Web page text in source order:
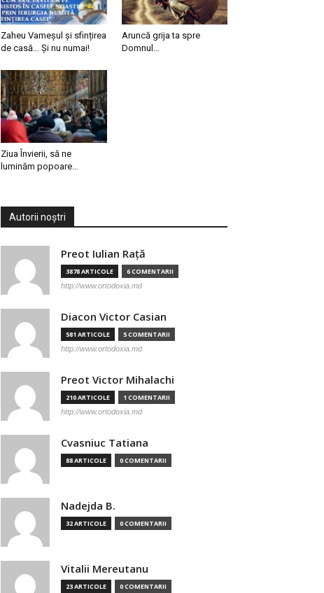
Zaheu Vameșul și sfințirea
de casă… Și nu numai!
Aruncă grija ta spre
Domnul…
Ziua Învierii, să ne
luminăm popoare…
Autorii noștri
Preot Iulian Raţă
3878 ARTICOLE 6 COMENTARII
http://www.ortodoxia.md
Diacon Victor Casian
581 ARTICOLE 5 COMENTARII
http://www.ortodoxia.md
Preot Victor Mihalachi
210 ARTICOLE 1 COMENTARII
http://www.ortodoxia.md
Cvasniuc Tatiana
88 ARTICOLE 0 COMENTARII
Nadejda B.
32 ARTICOLE 0 COMENTARII
Vitalii Mereutanu
23 ARTICOLE 0 COMENTARII